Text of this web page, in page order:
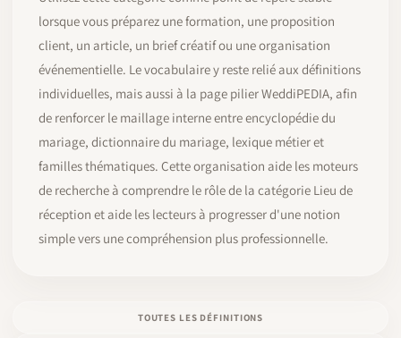
lorsque vous préparez une formation, une proposition
client, un article, un brief créatif ou une organisation
événementielle. Le vocabulaire y reste relié aux définitions
individuelles, mais aussi à la page pilier WeddiPEDIA, afin
de renforcer le maillage interne entre encyclopédie du
mariage, dictionnaire du mariage, lexique métier et
familles thématiques. Cette organisation aide les moteurs
de recherche à comprendre le rôle de la catégorie Lieu de
réception et aide les lecteurs à progresser d'une notion
simple vers une compréhension plus professionnelle.
TOUTES LES DÉFINITIONS